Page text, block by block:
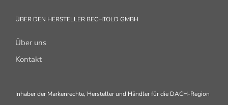
ÜBER DEN HERSTELLER BECHTOLD GMBH
Über uns
Kontakt
Inhaber der Markenrechte, Hersteller und Händler für die DACH-Region